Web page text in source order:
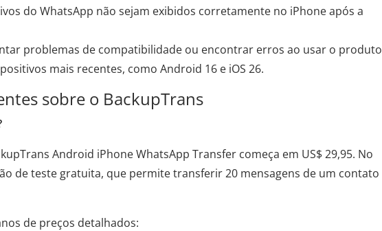
do WhatsApp não sejam exibidos corretamente no iPhone após a
problemas de compatibilidade ou encontrar erros ao usar o
mais recentes, como Android 16 e iOS 26.
sobre o BackupTrans
Android iPhone WhatsApp Transfer começa em US$ 29,95. No
de teste gratuita, que permite transferir 20 mensagens de um
de preços detalhados: